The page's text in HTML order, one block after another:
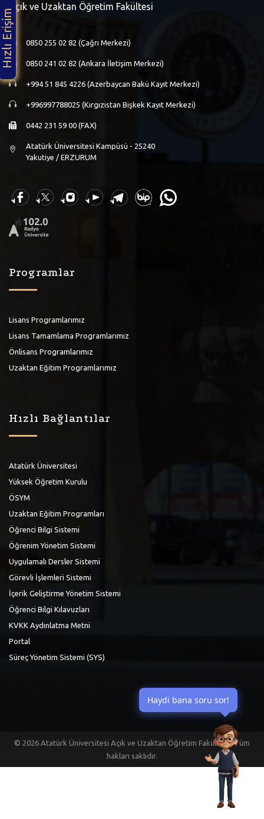
Açık ve Uzaktan Öğretim Fakültesi
0850 255 02 82 (Çağrı Merkezi)
0850 241 02 82 (Ankara İletişim Merkezi)
+994 51 845 4226 (Azerbaycan Bakü Kayıt Merkezi)
+996997788025 (Kırgızistan Bişkek Kayıt Merkezi)
0442 231 59 00 (FAX)
Atatürk Üniversitesi Kampüsü - 25240
Yakutiye / ERZURUM
Programlar
Lisans Programlarımız
Lisans Tamamlama Programlarımız
Önlisans Programlarımız
Uzaktan Eğitim Programlarımız
Hızlı Bağlantılar
Atatürk Üniversitesi
Yüksek Öğretim Kurulu
ÖSYM
Uzaktan Eğitim Programları
Öğrenci Bilgi Sistemi
Öğrenim Yönetim Sistemi
Uygulamalı Dersler Sistemi
Görevli İşlemleri Sistemi
İçerik Geliştirme Yönetim Sistemi
Öğrenci Bilgi Kılavuzları
KVKK Aydınlatma Metni
Portal
Süreç Yönetim Sistemi (SYS)
© 2026 Atatürk Üniversitesi Açık ve Uzaktan Öğretim Fakültesi | Tüm
hakları saklıdır.
Hızlı Erişim
Haydi bana soru sor!